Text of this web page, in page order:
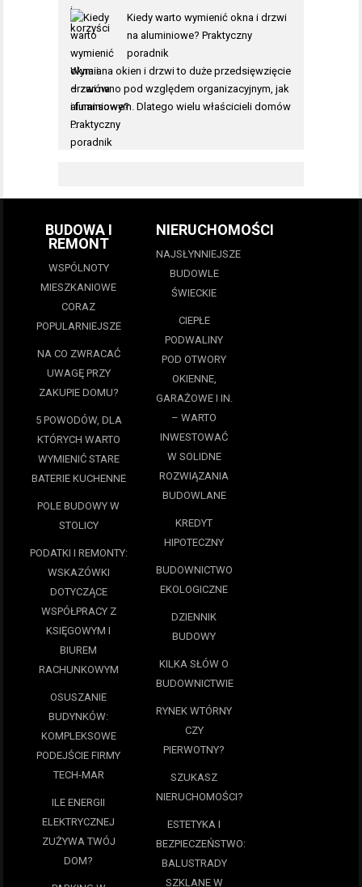
Kiedy warto wymienić okna i drzwi
na aluminiowe? Praktyczny
poradnik
Wymiana okien i drzwi to duże przedsięwzięcie
– zarówno pod względem organizacyjnym, jak
i finansowym. Dlatego wielu właścicieli domów
…
BUDOWA I
REMONT
WSPÓLNOTY
MIESZKANIOWE
CORAZ
POPULARNIEJSZE
NA CO ZWRACAĆ
UWAGĘ PRZY
ZAKUPIE DOMU?
5 POWODÓW, DLA
KTÓRYCH WARTO
WYMIENIĆ STARE
BATERIE KUCHENNE
POLE BUDOWY W
STOLICY
PODATKI I REMONTY:
WSKAZÓWKI
DOTYCZĄCE
WSPÓŁPRACY Z
KSIĘGOWYM I
BIUREM
RACHUNKOWYM
OSUSZANIE
BUDYNKÓW:
KOMPLEKSOWE
PODEJŚCIE FIRMY
TECH-MAR
ILE ENERGII
ELEKTRYCZNEJ
ZUŻYWA TWÓJ
DOM?
NIERUCHOMOŚCI
NAJSŁYNNIEJSZE
BUDOWLE
ŚWIECKIE
CIEPŁE
PODWALINY
POD OTWORY
OKIENNE,
GARAŻOWE I IN.
– WARTO
INWESTOWAĆ
W SOLIDNE
ROZWIĄZANIA
BUDOWLANE
KREDYT
HIPOTECZNY
BUDOWNICTWO
EKOLOGICZNE
DZIENNIK
BUDOWY
KILKA SŁÓW O
BUDOWNICTWIE
RYNEK WTÓRNY
CZY
PIERWOTNY?
SZUKASZ
NIERUCHOMOŚCI?
ESTETYKA I
BEZPIECZEŃSTWO:
BALUSTRADY
SZKLANE W